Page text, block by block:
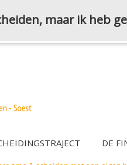
DE
maar ik heb